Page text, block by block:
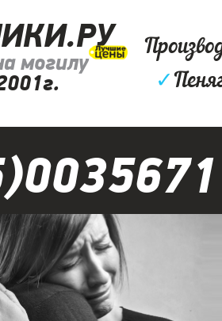
могилу
✓